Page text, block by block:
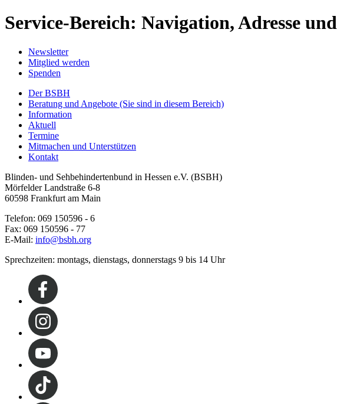
Service-Bereich: Navigation, Adresse
Newsletter
Mitglied werden
Spenden
Der BSBH
Beratung und Angebote (Sie sind in diesem Bereich)
Information
Aktuell
Termine
Mitmachen und Unterstützen
Kontakt
Blinden- und Sehbehindertenbund in Hessen e.V. (BSBH)
Mörfelder Landstraße 6-8
60598 Frankfurt am Main
Telefon: 069 150596 - 6
Fax: 069 150596 - 77
E-Mail: info@bsbh.org
Sprechzeiten: montags, dienstags, donnerstags 9 bis 14 Uhr